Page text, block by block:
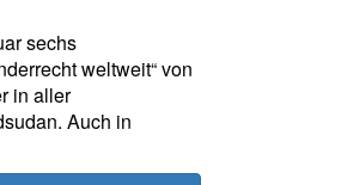
sechs
weltweit“ von
in aller
Auch in